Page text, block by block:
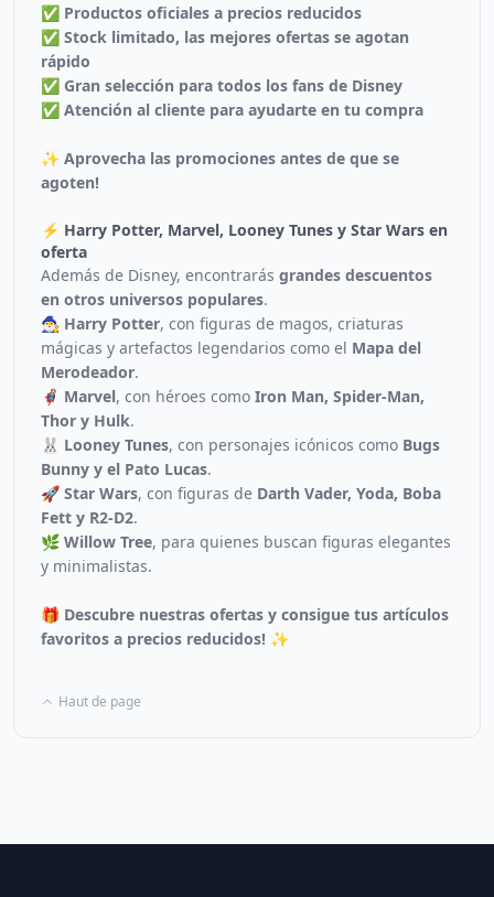
✅ Productos oficiales a precios reducidos
✅ Stock limitado, las mejores ofertas se agotan
rápido
✅ Gran selección para todos los fans de Disney
✅ Atención al cliente para ayudarte en tu compra
✨ Aprovecha las promociones antes de que se
agoten!
⚡ Harry Potter, Marvel, Looney Tunes y Star Wars en
oferta
Además de Disney, encontrarás grandes descuentos
en otros universos populares.
🧙‍♂️ Harry Potter, con figuras de magos, criaturas
mágicas y artefactos legendarios como el Mapa del
Merodeador.
🦸‍♂️ Marvel, con héroes como Iron Man, Spider-Man,
Thor y Hulk.
🐰 Looney Tunes, con personajes icónicos como Bugs
Bunny y el Pato Lucas.
🚀 Star Wars, con figuras de Darth Vader, Yoda, Boba
Fett y R2-D2.
🌿 Willow Tree, para quienes buscan figuras elegantes
y minimalistas.
🎁 Descubre nuestras ofertas y consigue tus artículos
favoritos a precios reducidos! ✨
Haut de page